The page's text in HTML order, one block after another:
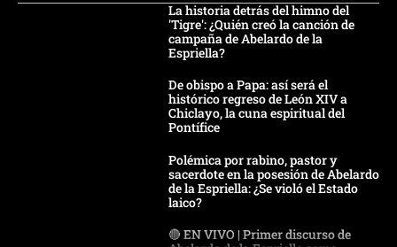
La historia detrás del himno del
'Tigre': ¿Quién creó la canción de
campaña de Abelardo de la
Espriella?
De obispo a Papa: así será el
histórico regreso de León XIV a
Chiclayo, la cuna espiritual del
Pontífice
Polémica por rabino, pastor y
sacerdote en la posesión de Abelardo
de la Espriella: ¿Se violó el Estado
laico?
🔴 EN VIVO | Primer discurso de